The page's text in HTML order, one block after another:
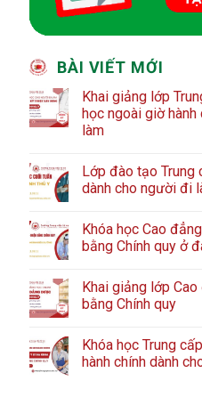
BÀI VIẾT MỚI
Khai giảng lớp
học ngoài giờ
làm
Lớp đào tạo Trung
dành cho người đi
Khóa học Cao
bằng Chính quy ở
Khai giảng lớp
bằng Chính quy
Khóa học Trung
hành chính dành